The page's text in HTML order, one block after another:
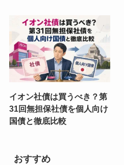
イオン社債は買うべき？第
31回無担保社債を個人向け
国債と徹底比較
おすすめ